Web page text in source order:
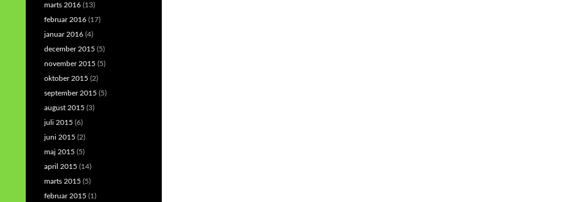
marts 2016 (13)
februar 2016 (17)
januar 2016 (4)
december 2015 (5)
november 2015 (5)
oktober 2015 (2)
september 2015 (5)
august 2015 (3)
juli 2015 (6)
juni 2015 (2)
maj 2015 (5)
april 2015 (14)
marts 2015 (5)
februar 2015 (1)